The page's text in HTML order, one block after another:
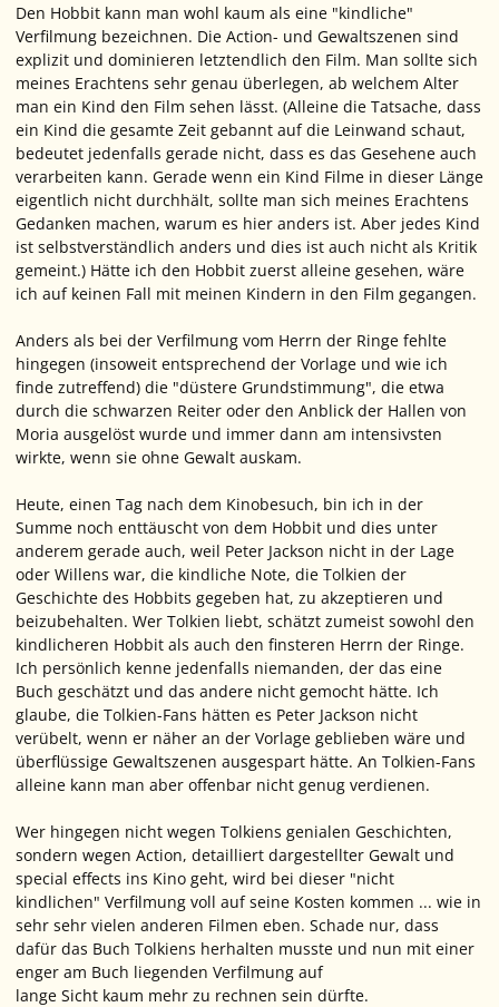
Den Hobbit kann man wohl kaum als eine "kindliche"
Verfilmung bezeichnen. Die Action- und Gewaltszenen sind
explizit und dominieren letztendlich den Film. Man sollte sich
meines Erachtens sehr genau überlegen, ab welchem Alter
man ein Kind den Film sehen lässt. (Alleine die Tatsache, dass
ein Kind die gesamte Zeit gebannt auf die Leinwand schaut,
bedeutet jedenfalls gerade nicht, dass es das Gesehene auch
verarbeiten kann. Gerade wenn ein Kind Filme in dieser Länge
eigentlich nicht durchhält, sollte man sich meines Erachtens
Gedanken machen, warum es hier anders ist. Aber jedes Kind
ist selbstverständlich anders und dies ist auch nicht als Kritik
gemeint.) Hätte ich den Hobbit zuerst alleine gesehen, wäre
ich auf keinen Fall mit meinen Kindern in den Film gegangen.
Anders als bei der Verfilmung vom Herrn der Ringe fehlte
hingegen (insoweit entsprechend der Vorlage und wie ich
finde zutreffend) die "düstere Grundstimmung", die etwa
durch die schwarzen Reiter oder den Anblick der Hallen von
Moria ausgelöst wurde und immer dann am intensivsten
wirkte, wenn sie ohne Gewalt auskam.
Heute, einen Tag nach dem Kinobesuch, bin ich in der
Summe noch enttäuscht von dem Hobbit und dies unter
anderem gerade auch, weil Peter Jackson nicht in der Lage
oder Willens war, die kindliche Note, die Tolkien der
Geschichte des Hobbits gegeben hat, zu akzeptieren und
beizubehalten. Wer Tolkien liebt, schätzt zumeist sowohl den
kindlicheren Hobbit als auch den finsteren Herrn der Ringe.
Ich persönlich kenne jedenfalls niemanden, der das eine
Buch geschätzt und das andere nicht gemocht hätte. Ich
glaube, die Tolkien-Fans hätten es Peter Jackson nicht
verübelt, wenn er näher an der Vorlage geblieben wäre und
überflüssige Gewaltszenen ausgespart hätte. An Tolkien-Fans
alleine kann man aber offenbar nicht genug verdienen.
Wer hingegen nicht wegen Tolkiens genialen Geschichten,
sondern wegen Action, detailliert dargestellter Gewalt und
special effects ins Kino geht, wird bei dieser "nicht
kindlichen" Verfilmung voll auf seine Kosten kommen ... wie in
sehr sehr vielen anderen Filmen eben. Schade nur, dass
dafür das Buch Tolkiens herhalten musste und nun mit einer
enger am Buch liegenden Verfilmung auf
lange Sicht kaum mehr zu rechnen sein dürfte.